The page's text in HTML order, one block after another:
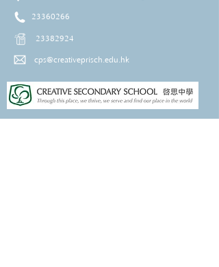
23360266
23382924
cps@creativeprisch.edu.hk
www.css.edu.hk